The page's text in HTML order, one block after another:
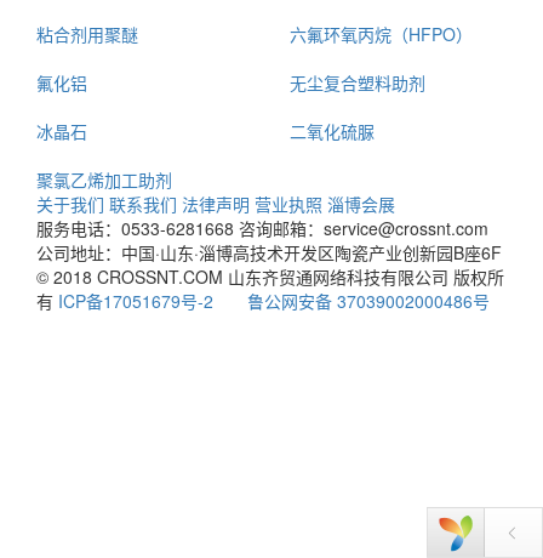
粘合剂用聚醚
六氟环氧丙烷（HFPO）
氟化铝
无尘复合塑料助剂
冰晶石
二氧化硫脲
聚氯乙烯加工助剂
关于我们 联系我们 法律声明 营业执照 淄博会展
服务电话：0533-6281668 咨询邮箱：service@crossnt.com
公司地址：中国·山东·淄博高技术开发区陶瓷产业创新园B座6F
© 2018 CROSSNT.COM 山东齐贸通网络科技有限公司 版权所
有 ICP备17051679号-2 鲁公网安备 37039002000486号